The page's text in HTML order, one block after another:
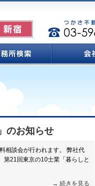
のお知らせ
相談会が行われます。 弊社代
第21回東京の10士業「暮らしと
→ 続きを見る